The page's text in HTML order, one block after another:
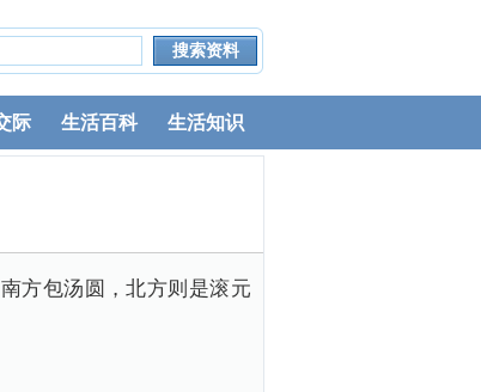
际 生活百科 生活知识
方包汤圆，北方则是滚元